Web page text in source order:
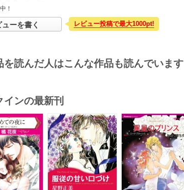
！
ューを書く レビュー投稿で最大1000pt!
を読んだ人はこんな作品も読んでいます
インの最新刊